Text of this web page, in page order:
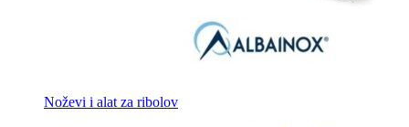
Noževi i alat za ribolov